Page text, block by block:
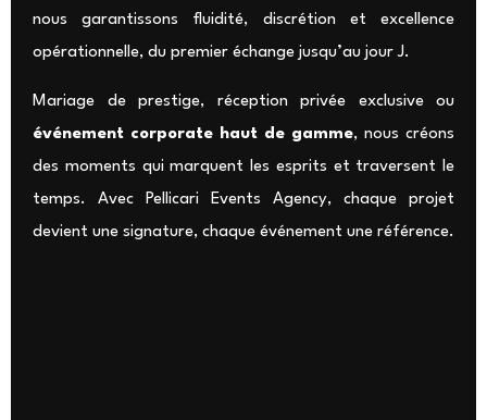
nous garantissons fluidité, discrétion et excellence
opérationnelle, du premier échange jusqu’au jour J.
Mariage de prestige, réception privée exclusive ou
événement corporate haut de gamme, nous créons
des moments qui marquent les esprits et traversent le
temps. Avec Pellicari Events Agency, chaque projet
devient une signature, chaque événement une référence.